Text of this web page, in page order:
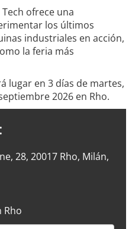
ofrece una
los últimos
industriales en acción,
la feria más
lugar en 3 días de martes,
2026 en Rho.
28, 20017 Rho, Milán,
Rho